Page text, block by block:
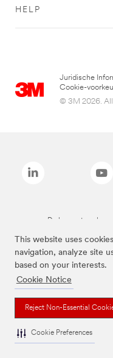
This website uses
navigation, analyze site
based on your interests.
Cookie Notice
Reject Non-Essential
Cookie Preferences
HELP
Juridische
Cookie-
© 3M 2026.
De bovenstaande